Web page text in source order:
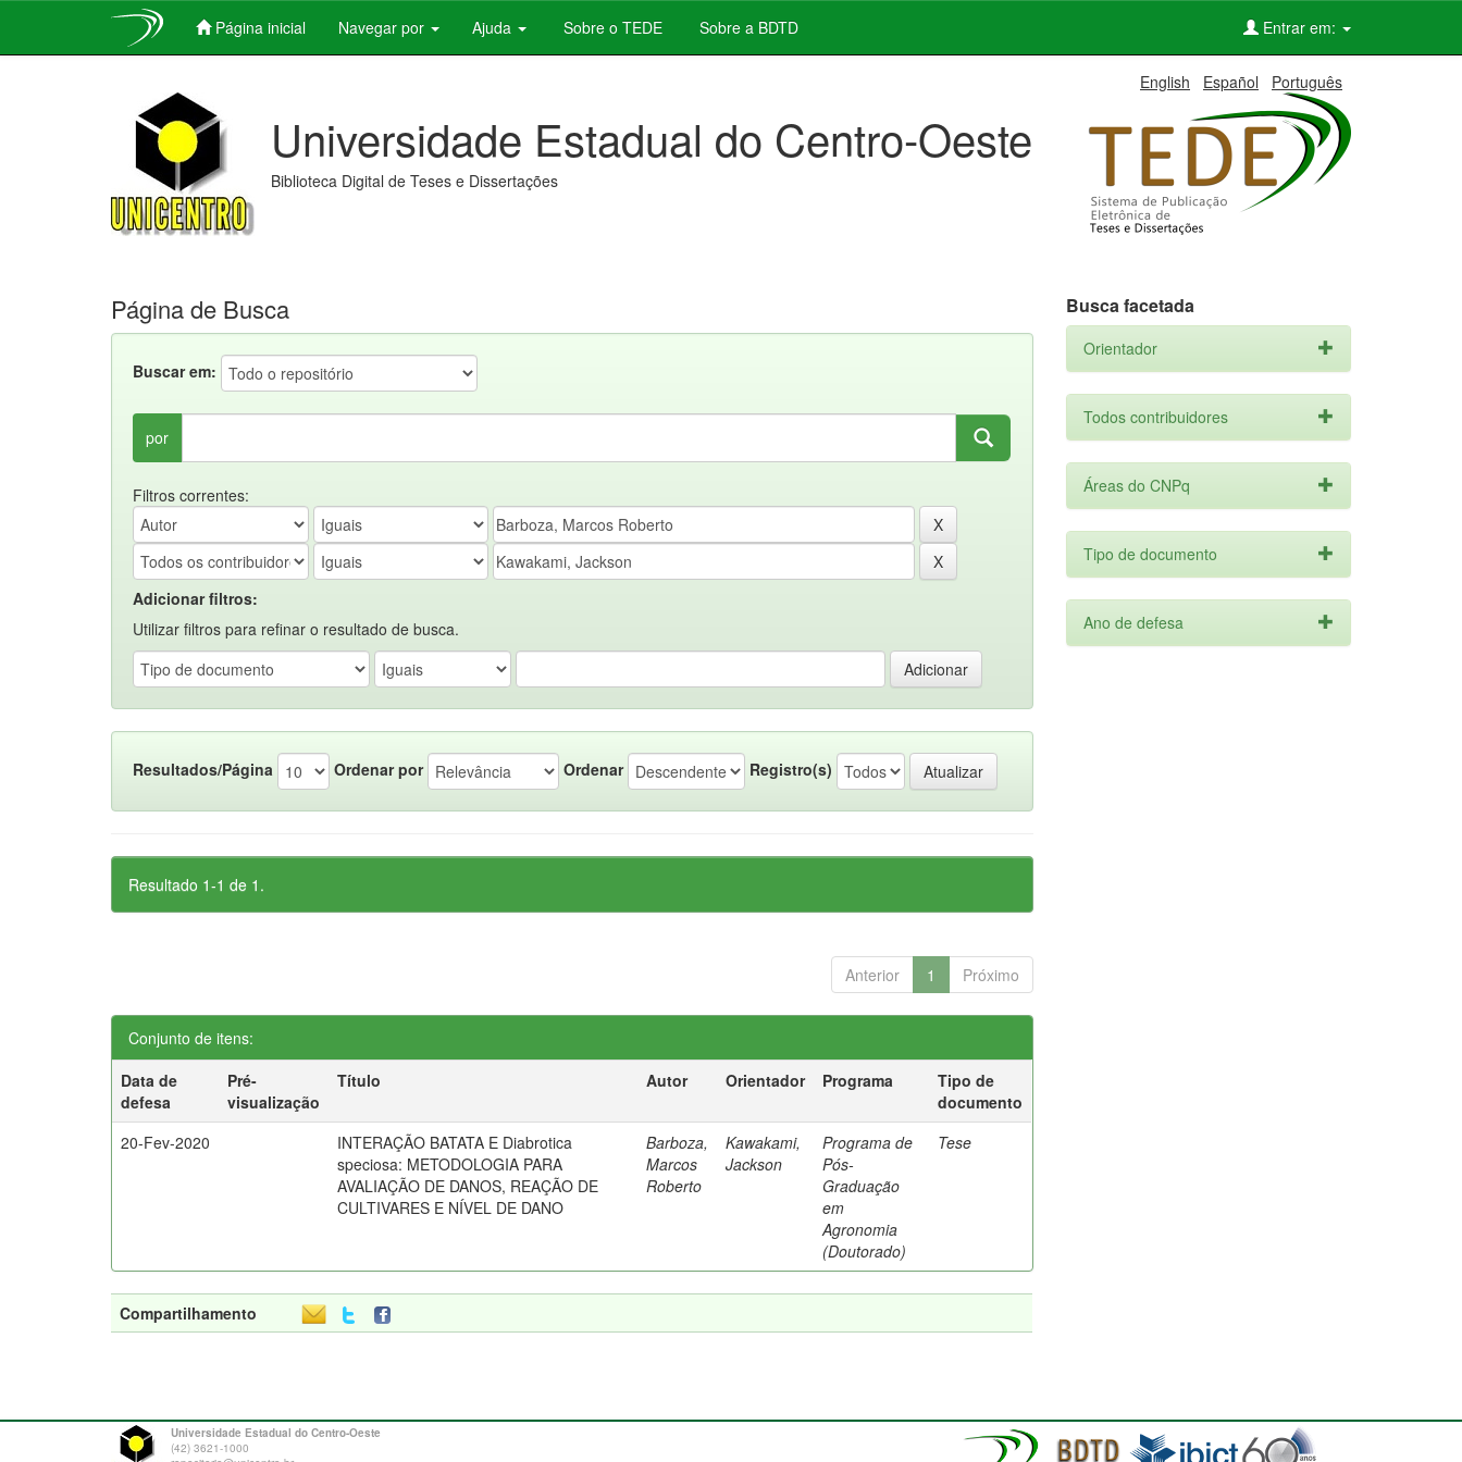
Página inicial Navegar por Ajuda Sobre o TEDE Sobre a BDTD Entrar em:
English Español Português
Universidade Estadual do Centro-Oeste
Biblioteca Digital de Teses e Dissertações
Página de Busca
Buscar em:
por
Filtros correntes:
Adicionar filtros:
Utilizar filtros para refinar o resultado de busca.
Resultados/Página Ordenar por Ordenar Registro(s)
Resultado 1-1 de 1.
Anterior 1 Próximo
Conjunto de itens:
Data de
defesa
Pré-
visualização
Título Autor Orientador Programa
Tipo de
documento
20-Fev-2020
INTERAÇÃO BATATA E Diabrotica
speciosa: METODOLOGIA PARA
AVALIAÇÃO DE DANOS, REAÇÃO DE
CULTIVARES E NÍVEL DE DANO
Barboza,
Marcos
Roberto
Kawakami,
Jackson
Programa de
Pós-
Graduação
em
Agronomia
(Doutorado)
Tese
Compartilhamento
Busca facetada
Orientador
Todos contribuidores
Áreas do CNPq
Tipo de documento
Ano de defesa
Universidade Estadual do Centro-Oeste
(42) 3621-1000